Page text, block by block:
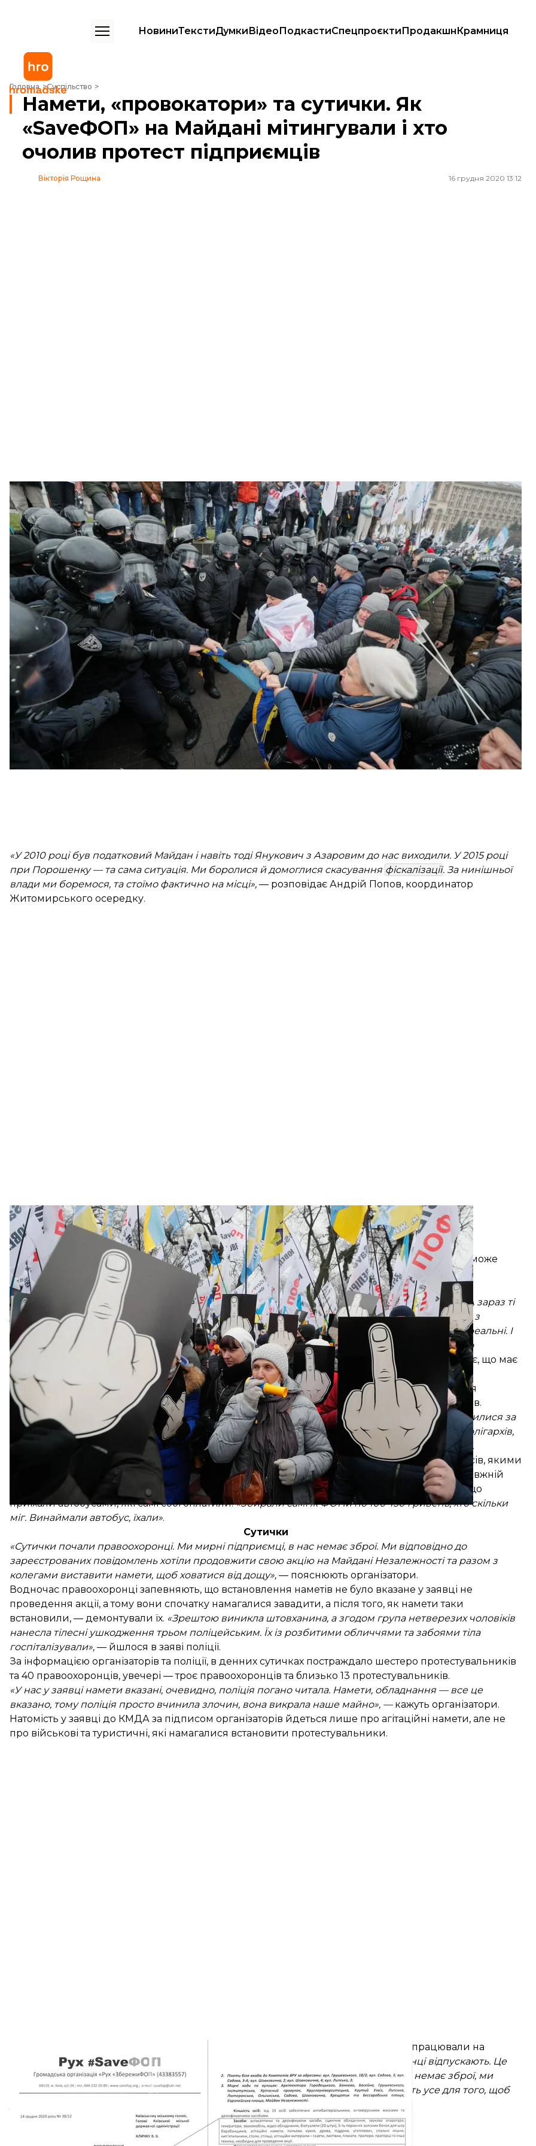
НовиниТекстиДумкиВідеоПодкастиСпецпроєктиПродакшнКрамниця
Головна Суспільство
Намети, «провокатори» та сутички. Як «SaveФОП» на Майдані мітингували і хто очолив протест підприємців
Намети, «провокатори» та сутички. Як
«SaveФОП» на Майдані мітингували і хто
очолив протест підприємців
Вікторія Рощина 16 грудня 2020 13:12
Сутички учасників акції «SaveФОП» із силовиками, які намагаються прибрати намети протестувальників з Майдану Незалежності, Київ,
15 грудня 2020 року
EPA/SERGEY DOLZHENKO
15 грудня на Майдані Незалежності у Києвісталися сутичкиправоохоронців та учасників акції
«SaveФОП». Мітингувальники оголосили безстрокову акцію, назвавши її Податковим Майданом. Від
Верховної Ради вони ходою попрямували до Хрещатика, де намагалися встановити намети, цьому
завадили поліцейські. Детальніше про вимоги протестувальників, сутички з поліцією та про
очільника руху — в нашому матеріалі.
«Хочемо працювати!»
«Ганьба!»— кричали учасники акції SaveФОП», тримаючи у руках прапори та картки із
зображенням середнього пальця. Кажуть, що це їхнє звернення до влади, яка фактично знищує
можливість працювати.«Ми будемо стояти, скільки дасть бог сил і скільки буде можливості»,—
наголошують мітингарі, заявляючи про безстрокові протести. Найголовніші вимоги — скасування
локдауну для ФОПів та ухвалення закону про спрощену систему оподаткування.
«У 2010 році був податковий Майдан і навіть тоді Янукович з Азаровим до нас виходили. У 2015 році
при Порошенку — та сама ситуація. Ми боролися й домоглися скасування фіскалізації. За нинішньої
влади ми боремося, та стоїмо фактично на місці», — розповідає Андрій Попов, координатор
Житомирського осередку.
Акція протесту приватних підприємців «SaveФОП» на Майдані Незалежності в Києві, 15 грудня 2020 року
EPA/SERGEY DOLZHENKO
читайте також
Обережно, країна зачиняється! Хто найбільше постраждає від нового локдауну й чим допоможе
держава
Уряд запроваджує локдаун з 8 по 24 січня. Що заборонять
«Ми спокійно розвивалися, створювали робочі місця, перебуваючи на спрощеній системі. А зараз ті
умови, в яких ми опинимося у зв’язку з уведенням фіскалізації, не дозволять нам упоратися з
корупційним складником, тому що перевірки та штрафи, які влада запровадила, для нас нереальні. І
весь той облік і спрощення непотрібні, тому що ми не та ланка, де кошти розкрадаються або
недоплачуються податки», —пояснює Євген Хлевицький із Харківщини. Чоловік розповідає, що має
власну справу: працює з оптикою.
Окрім цього, фізичні особи-підприємці вимагають діалогу з владою. Вони хочуть створення
відповідної комісії, яка б радилася з ними перед ухваленням будь-яких рішень щодо ФОПів.
«Ми до влади делегували людей, щоб вони представляли наші інтереси, а вони чомусь закрилися за
спинами поліції та не хочуть із нами розмовляти. Кажуть, що ми проплачені, представники олігархів,
хоча це не так. Усі міста України вийшли, бо хочуть працювати»,— кажуть протестувальники.
У день протесту на багатьох вулицях неподалік центру можна було побачити багато автобусів, якими
на зібрання приїжджали люди з інших областей. Це одразу спричинило дискусії — чи справжній
протест підприємців, чи хтось оплатив і «звіз» учасників. Протестувальники переконують, що
приїхали автобусами, які самі собі оплатили:«Збирали самі ж ФОПи по 100-150 гривень, хто скільки
міг. Винаймали автобус, їхали».
Сутички
«Сутички почали правоохоронці. Ми мирні підприємці, в нас немає зброї. Ми відповідно до
зареєстрованих повідомлень хотіли продовжити свою акцію на Майдані Незалежності та разом з
колегами виставити намети, щоб ховатися від дощу», — пояснюють організатори.
Водночас правоохоронці запевняють, що встановлення наметів не було вказане у заявці не
проведення акції, а тому вони спочатку намагалися завадити, а після того, як намети таки
встановили, — демонтували їх. «Зрештою виникла штовханина, а згодом група нетверезих чоловіків
нанесла тілесні ушкодження трьом поліцейським. Їх із розбитими обличчями та забоями тіла
госпіталізували», — йшлося в заяві поліції.
За інформацією організаторів та поліції, в денних сутичках постраждало шестеро протестувальників
та 40 правоохоронців, увечері — троє правоохоронців та близько 13 протестувальників.
«У нас у заявці намети вказані, очевидно, поліція погано читала. Намети, обладнання — все це
вказано, тому поліція просто вчинила злочин, вона викрала наше майно», —кажуть організатори.
Натомість у заявці до КМДА за підписом організаторів йдеться лише про агітаційні намети, але не
про військові та туристичні, які намагалися встановити протестувальники.
Крім того, організатори кажуть, що в натовпі були певні провокатори, які нібито працювали на
«Ми їх передаємо, вони показують якесь посвідчення — і їх правоохоронці відпускають. Це
старі технології — показати, які погані протестувальники, щоб “зачистити”. В нас немає зброї, ми
мирні ФОПи: підходьте до кожного і питайте. Це все технології влади, вона робить усе для того, щоб